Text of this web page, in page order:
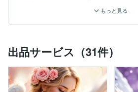
前に進めないような気持ち……
天使たちはあなたのそばにいて、
必要なメッセージを届けようとして
私の運命が変わったのはある夜のこ
もっと見る
出品サービス（31件）